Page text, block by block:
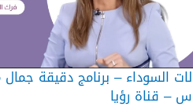
السوداء – برنامج دقيقة
– قناة رؤيا